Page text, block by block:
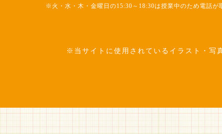
※火・水・木・金曜日の15:30～18:30は授業中のため電話
※当サイトに使用されているイラスト・写